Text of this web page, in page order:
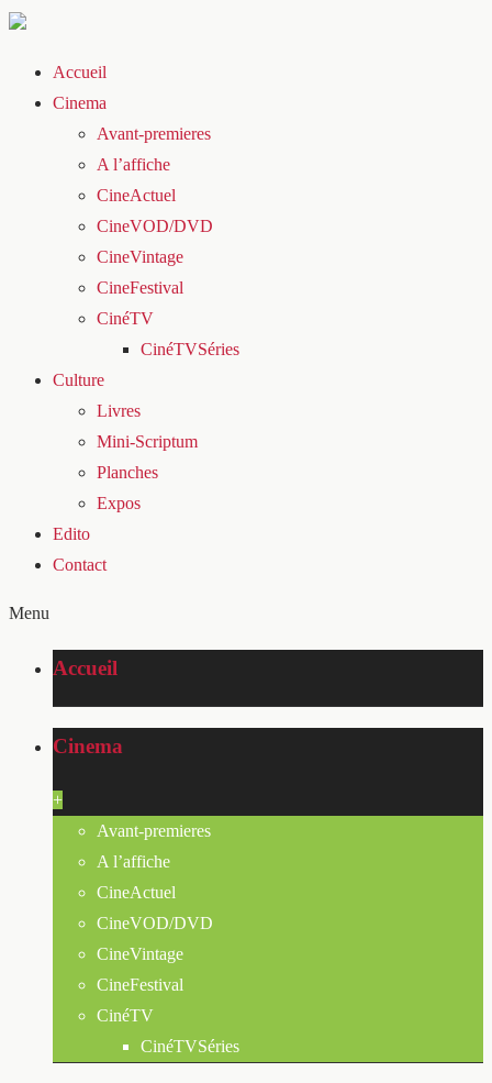
Accueil
Cinema
Avant-premieres
A l’affiche
CineActuel
CineVOD/DVD
CineVintage
CineFestival
CinéTV
CinéTVSéries
Culture
Livres
Mini-Scriptum
Planches
Expos
Edito
Contact
Menu
Accueil
Cinema
+
Avant-premieres
A l’affiche
CineActuel
CineVOD/DVD
CineVintage
CineFestival
CinéTV
CinéTVSéries